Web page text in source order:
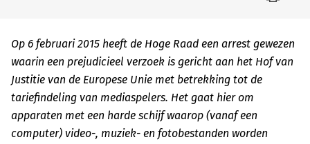
Op 6 februari 2015 heeft de Hoge Raad een arrest gewezen
waarin een prejudicieel verzoek is gericht aan het Hof van
Justitie van de Europese Unie met betrekking tot de
tariefindeling van mediaspelers. Het gaat hier om
apparaten met een harde schijf waarop (vanaf een
computer) video-, muziek- en fotobestanden worden